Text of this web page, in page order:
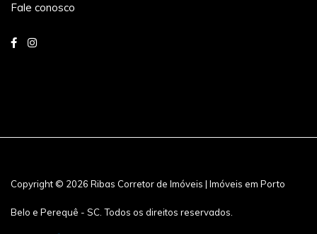
Fale conosco
Copyright © 2026 Ribas Corretor de Imóveis | Imóveis em Porto
Belo e Perequê - SC. Todos os direitos reservados.